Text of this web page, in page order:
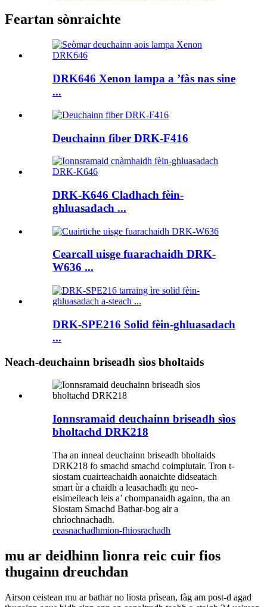
Feartan sònraichte
DRK646 Xenon lampa a ’fàs nas sine
...
Deuchainn fiber DRK-F416
DRK-K646 Cladhach fèin-
ghluasadach ...
Cearcall uisge fuarachaidh DRK-
W636 ...
DRK-SPE216 Solid fèin-ghluasadach
...
Neach-deuchainn briseadh sìos bholtaids
Ionnsramaid deuchainn briseadh sìos
bholtachd DRK218
Tha an inneal deuchainn briseadh bholtaids
DRK218 fo smachd smachd coimpiutair. Tron t-
siostam cuairteachaidh aonaichte didseatach
smart ùr a chaidh a leasachadh gu neo-
eisimeileach leis a’ chompanaidh againn, tha an
Siostam Smachd Bathar-bog air a
chrìochnachadh.
ceasnachadhmion-fhiosrachadh
mu ar deidhinn lìonra reic cuir fios
thugainn dreuchdan
Airson ceistean mu ar bathar no liosta prìsean, fàg am post-d agad